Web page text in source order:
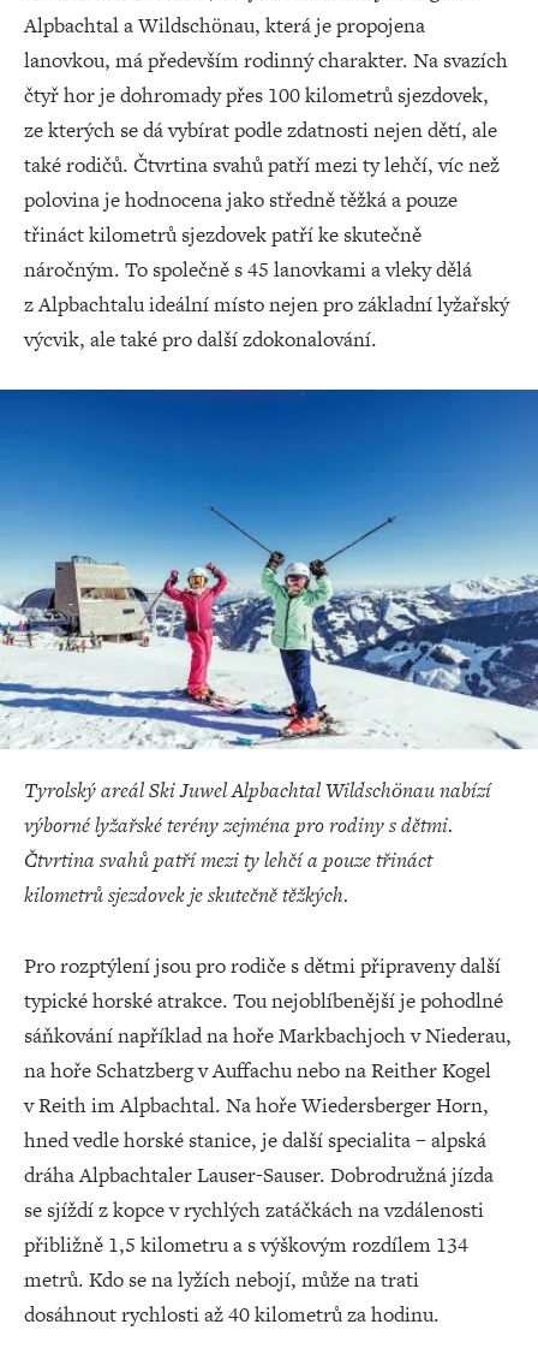
Alpbachtal a Wildschönau, která je propojena
lanovkou, má především rodinný charakter. Na svazích
čtyř hor je dohromady přes 100 kilometrů sjezdovek,
ze kterých se dá vybírat podle zdatnosti nejen dětí, ale
také rodičů. Čtvrtina svahů patří mezi ty lehčí, víc než
polovina je hodnocena jako středně těžká a pouze
třináct kilometrů sjezdovek patří ke skutečně
náročným. To společně s 45 lanovkami a vleky dělá
z Alpbachtalu ideální místo nejen pro základní lyžařský
výcvik, ale také pro další zdokonalování.
Tyrolský areál Ski Juwel Alpbachtal Wildschönau nabízí
výborné lyžařské terény zejména pro rodiny s dětmi.
Čtvrtina svahů patří mezi ty lehčí a pouze třináct
kilometrů sjezdovek je skutečně těžkých.
Pro rozptýlení jsou pro rodiče s dětmi připraveny další
typické horské atrakce. Tou nejoblíbenější je pohodlné
sáňkování například na hoře Markbachjoch v Niederau,
na hoře Schatzberg v Auffachu nebo na Reither Kogel
v Reith im Alpbachtal. Na hoře Wiedersberger Horn,
hned vedle horské stanice, je další specialita – alpská
dráha Alpbachtaler Lauser-Sauser. Dobrodružná jízda
se sjíždí z kopce v rychlých zatáčkách na vzdálenosti
přibližně 1,5 kilometru a s výškovým rozdílem 134
metrů. Kdo se na lyžích nebojí, může na trati
dosáhnout rychlosti až 40 kilometrů za hodinu.